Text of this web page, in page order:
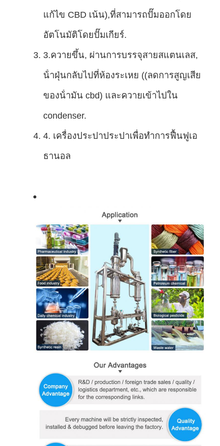
แก้ไข CBD เน้น),ที่สามารถปั๊มออกโดย
อัตโนมัติโดยปั๊มเกียร์.
3.ควายขึ้น, ผ่านการบรรจุสายสแตนเลส,
น้ําฝุ่นกลับไปที่ห้องระเหย ((ลดการสูญเสีย
ของน้ํามัน cbd) และควายเข้าไปใน
condenser.
4. เครื่องประปาประปาเพื่อทําการฟื้นฟูเอ
ธานอล